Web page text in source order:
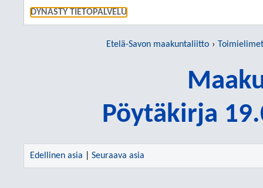
DYNASTY TIETOPALVELU
Etelä-Savon maakuntaliitto Toimielimet
Pöytäkirja
Edellinen asia Seuraava asia